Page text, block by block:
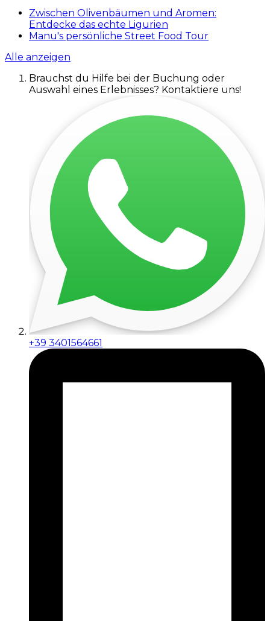
Zwischen Olivenbäumen und Aromen:
Entdecke das echte Ligurien
Manu's persönliche Street Food Tour
Alle anzeigen
Brauchst du Hilfe bei der Buchung oder
Auswahl eines Erlebnisses? Kontaktiere uns!
+39 3401564661